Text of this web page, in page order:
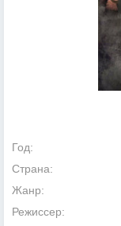
Год:
Страна:
Жанр:
Режиссер: